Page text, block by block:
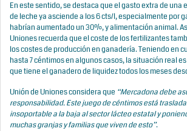
En este sentido, se destaca que el gasto extra de una
de leche ya asciende a los 6 cts/l, especialmente por
habrían aumentado un 30%, y alimentación animal.
Uniones recuerda que el coste de los fertilizantes
los costes de producción en ganadería. Teniendo en
hasta 7 céntimos en algunos casos, la situación real
que tiene el ganadero de liquidez todos los meses
Unión de Uniones considera que “Mercadona debe
responsabilidad. Este juego de céntimos está
insoportable a la baja al sector lácteo estatal y
muchas granjas y familias que viven de esto”.